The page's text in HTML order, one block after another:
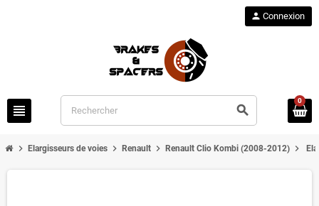
view_headline search
person Connexion
0
chevron_right Elargisseurs de voies chevron_right Renault chevron_right Renault Clio Kombi (2008-2012) chevron_right